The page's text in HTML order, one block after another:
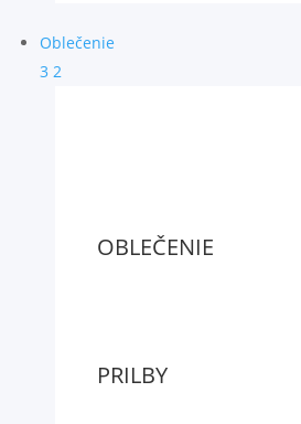
Oblečenie
3 2
OBLEČENIE
PRILBY